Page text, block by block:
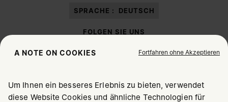
SPRACHE : DEUTSCH
FOLGEN SIE UNS
A NOTE ON COOKIES Fortfahren ohne Akzeptieren
Um Ihnen ein besseres Erlebnis zu bieten, verwendet
diese Website Cookies und ähnliche Technologien für